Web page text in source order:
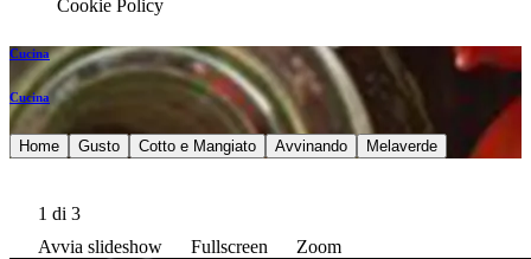
Cookie Policy
Cucina
Cucina
Home Gusto Cotto e Mangiato Avvinando Melaverde
1 di 3
Avvia slideshow
Fullscreen Zoom